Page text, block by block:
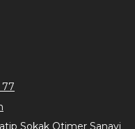
Sokak Otimer Sanayi